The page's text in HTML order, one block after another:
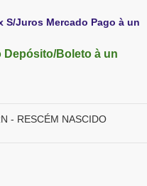
S/Juros Mercado Pago à un
Depósito/Boleto à un
- RESCÉM NASCIDO